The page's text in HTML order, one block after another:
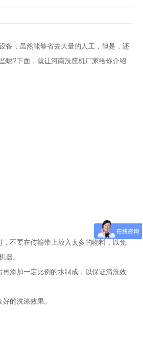
，虽然能够省去大量的人工，但是，还
呢?下面，就让河南洗筐机厂家给你介绍
不要在传输带上放入太多的物料，以免
。
添加一定比例的水制成，以保证清洗效
的洗涤效果。